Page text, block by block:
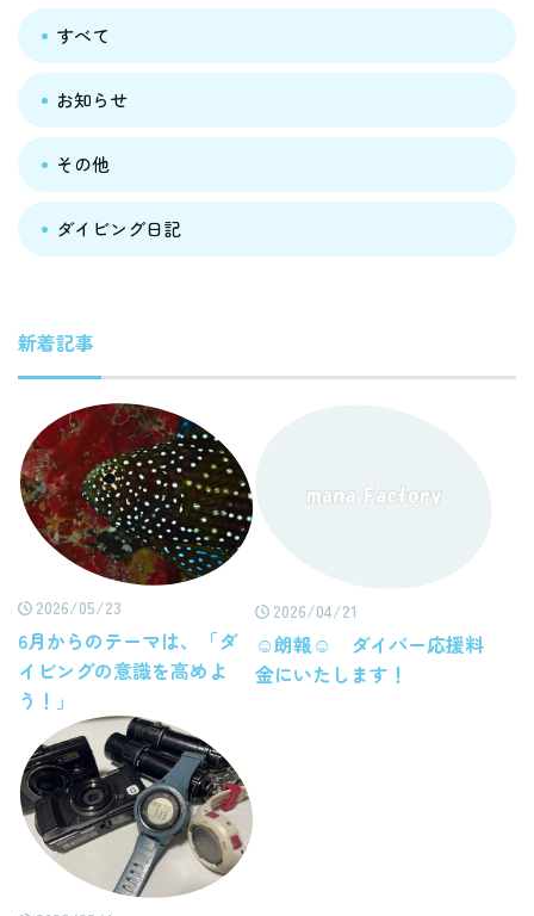
すべて
お知らせ
その他
ダイビング日記
新着記事
2026/05/23
6月からのテーマは、「ダ
イビングの意識を高めよ
う！」
2026/04/21
☺朗報☺ ダイバー応援料
金にいたします！